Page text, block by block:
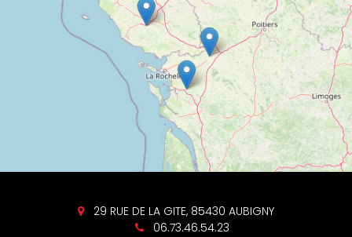
29 RUE DE LA GITE, 85430 AUBIGNY
06.73.46.54.23